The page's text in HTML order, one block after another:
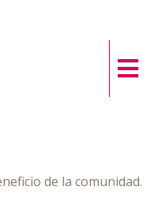
de la comunidad.